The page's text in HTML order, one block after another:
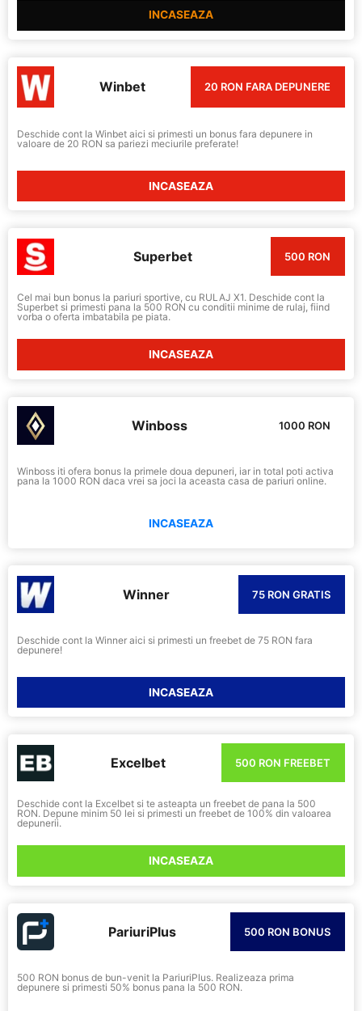
INCASEAZA
Winbet 20 RON FARA DEPUNERE
Deschide cont la Winbet aici si primesti un bonus fara depunere in
valoare de 20 RON sa pariezi meciurile preferate!
INCASEAZA
Superbet 500 RON
Cel mai bun bonus la pariuri sportive, cu RULAJ X1. Deschide cont la
Superbet si primesti pana la 500 RON cu conditii minime de rulaj, fiind
vorba o oferta imbatabila pe piata.
INCASEAZA
Winboss 1000 RON
Winboss iti ofera bonus la primele doua depuneri, iar in total poti activa
pana la 1000 RON daca vrei sa joci la aceasta casa de pariuri online.
INCASEAZA
Winner 75 RON GRATIS
Deschide cont la Winner aici si primesti un freebet de 75 RON fara
depunere!
INCASEAZA
Excelbet 500 RON FREEBET
Deschide cont la Excelbet si te asteapta un freebet de pana la 500
RON. Depune minim 50 lei si primesti un freebet de 100% din valoarea
depunerii.
INCASEAZA
PariuriPlus 500 RON BONUS
500 RON bonus de bun-venit la PariuriPlus. Realizeaza prima
depunere si primesti 50% bonus pana la 500 RON.